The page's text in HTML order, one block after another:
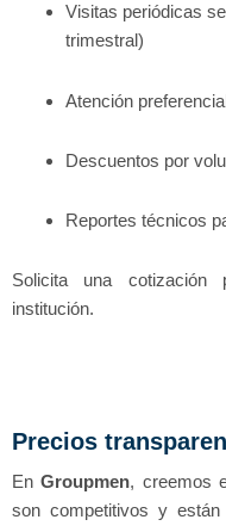
Visitas periódicas
trimestral)
Atención
Descuentos por
Reportes técnicos
Solicita una cotización
institución.
Precios
EnGroupmen, creemos
son competitivos y